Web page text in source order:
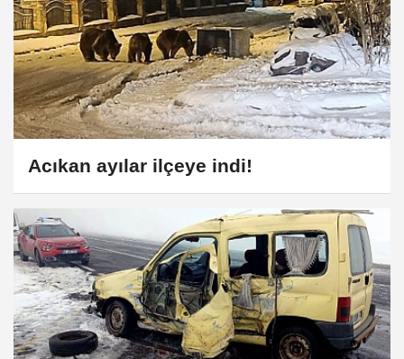
Acıkan ayılar ilçeye indi!